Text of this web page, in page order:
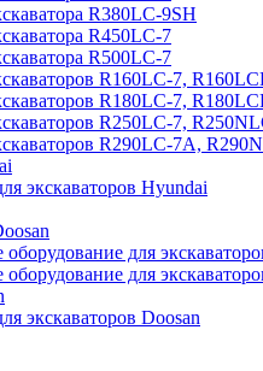
R380LC-9SH
R450LC-7
R500LC-7
R160LC-7,
R180LC-7,
R250LC-7,
R290LC-7A,
экскаваторов Hyundai
оборудование для
оборудование для
экскаваторов Doosan